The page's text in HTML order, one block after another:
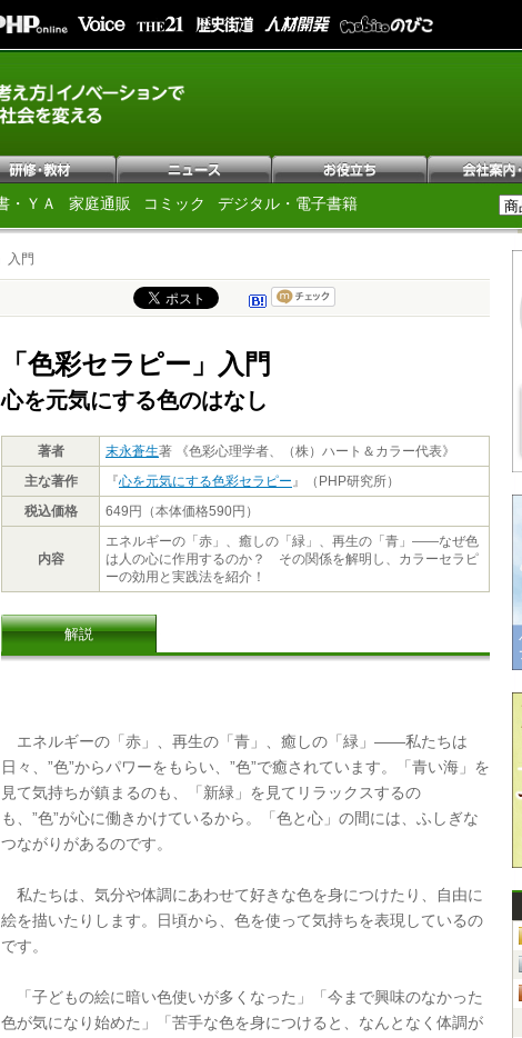
・ＹＡ 家庭通販 コミック デジタル・電子書籍
入門
「色彩セラピー」入門
心を元気にする色のはなし
著者 末永蒼生著 《色彩心理学者、（株）ハート＆カラー代表》
主な著作
『心を元気にする色彩セラピー 』（PHP研究所）
税込価格
649円（本体価格590円）
内容
エネルギーの「赤」、癒しの「緑」、再生の「青」――なぜ色
は人の心に作用するのか？ その関係を解明し、カラーセラピ
ーの効用と実践法を紹介！
解説
エネルギーの「赤」、再生の「青」、癒しの「緑」――私たちは
日々、”色”からパワーをもらい、”色”で癒されています。「青い海」を
見て気持ちが鎮まるのも、「新緑」を見てリラックスするの
も、”色”が心に働きかけているから。「色と心」の間には、ふしぎな
つながりがあるのです。
私たちは、気分や体調にあわせて好きな色を身につけたり、自由に
絵を描いたりします。日頃から、色を使って気持ちを表現しているの
です。
「子どもの絵に暗い色使いが多くなった」「今まで興味のなかった
色が気になり始めた」「苦手な色を身につけると、なんとなく体調が